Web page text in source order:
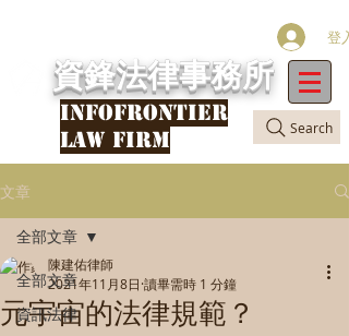
Search
登入
資鋒法律事務所
INFOFRONTIER
LAW FIRM
文章
全部文章
資訊法律
全部文章
元宇宙的法律規範？
陳建佑律師
2021年11月8日 讀畢需時 1 分鐘